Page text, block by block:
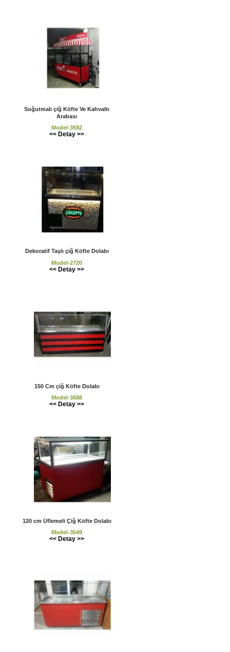
Soğutmalı çiğ Köfte Ve Kahvaltı
Arabası
Model-3592
<< Detay >>
Dekoratif Taşlı çiğ Köfte Dolabı
Model-2720
<< Detay >>
150 Cm çiğ Köfte Dolabı
Model-3588
<< Detay >>
120 cm Üflemeli Çiğ Köfte Dolabı
Model-3549
<< Detay >>